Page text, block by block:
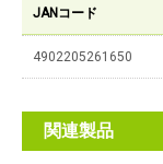
JANコード
4902205261650
関連製品